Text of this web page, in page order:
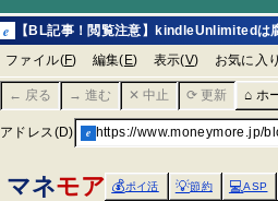
e
【BL記事！閲覧注意】kindleUnlimitedは
ファイル(F) 編集( E) 表示(V) お気に入
← 戻る → 進む ✕ 中止 ⟳ 更新 ⌂ ホ
アドレス(D) e https://www.moneymore.jp/
マネモア 💰ポイ活 💡節約 💻ASP